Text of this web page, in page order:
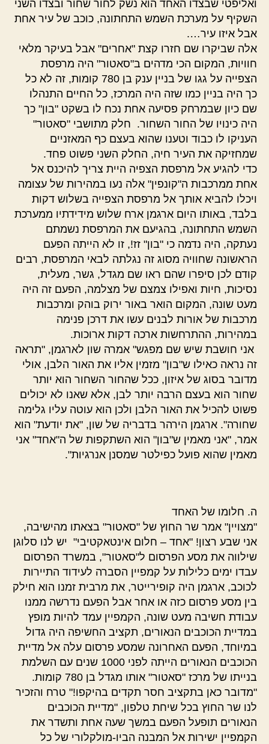
ואליפטי שבצדו האחד הוא נשק לחור שחור ובצדו השני
השקיף על מערכת השמש התחתונה, כוכב של עיר אחת
אבל איזו עיר….
אלה שביקרו שם חזרו קצת "אחרים" אבל בעיקר מלאי
חוויות, המקום הכי מדהים ב"סאטור" היה מרפסת
הצפייה על גגו של בניין ענק בן 780 קומות, זה לא כל
כך היה בניין כמו שזה היה המרכז, כל החיים התנהלו
שם כיון שבמרחק פסיעה אחת נכח לו בשקט "בון" כך
היה כינויו של החור השחור. חלק מתושבי "סאטור"
העניקו לו כבוד וטענו שהוא בעצם כף המאזניים
שמחזיקה את העיר חיה, החלק השני פשוט פחד.
כדי להגיע אל מרפסת הצפיה היית צריך להיכנס אל
אחת ממרכבות ה"קונפין" אלה נעו במהירות של עצומה
ויכלו להביא אותך אל מרפסת הצפייה בשלוש דקות
בלבד, באותו היום ארגמן ארח שלוש מידידתיו ממערכת
השמש התחתונה, בהגיעם את המרפסת נשמתם
נעתקה, היה נדמה כי "בון" זז!, זו לא הייתה הפעם
הראשונה שחוויה מסוג זה נגלתה לבאי המרפסת, רבים
קודם לכן סיפרו שהם ראו שם מגדל, גשר, מעלית,
נסיכות, חיות ואפילו צמצם של מצלמה, הפעם זה היה
מעט שונה, המקום הואר באור ירוק בוהק ומרכבות
מרכבות של אורות לבנים עשו את דרכן פנימה
במהירות, ההתרחשות ארכה דקות ארוכות.
אני חושבת שיש שם מפגש" אמרה שון לארגמן, "תראה
זה נראה כאילו ש"בון" מזמין אליו את האור הלבן, אולי
מדובר בסוג של איזון, ככל שהחור השחור הוא יותר
שחור הוא בעצם הרבה יותר לבן, אלא שאנו לא יכולים
פשוט להכיל את האור הלבן ולכן הוא עוטה עליו גלימה
שחורה". ארגמן הירהר בדבריה של שון, "את יודעת" הוא
אמר, "אני מאמין ש"בון" הוא השתקפות של ה"אחד" אני
מאמין שהוא פועל כפילטר שמסנן אנרגיות".
ה. חלומו של האחד
"מצויין" אמר שר החוץ של "סאטור" בצאתו מהישיבה,
אני שבע רצון! "אחד – חלום אינטאקטיבי" יש לנו סלוגן
שילווה את מסע הפרסום ל"סאטור", במשרד הפרסום
עבדו ימים כלילות על קמפיין הסברה לעידוד התיירות
לכוכב, ארגמן היה קופירייטר, את מרבית זמנו הוא חילק
בין מסע פרסום כזה או אחר אבל הפעם נדרשה ממנו
עבודת חשיבה מעט שונה, הקמפיין עמד להיות מופץ
במדיית הכוכבים הנאורים, תקציב החשיפה היה גדול
במיוחד, הפעם האחרונה שמסע פרסום עלה אל מדיית
הכוכבים הנאורים הייתה לפני 1000 שנים עם השלמת
בנייתו של מרכז "סאטור" אותו מגדל בן 780 קומות.
"מדובר כאן בתקציב חסר תקדים בהיקפו!" טרח והזכיר
לנו שר החוץ בכל שיחת טלפון, "מדיית הכוכבים
הנאורים תופעל הפעם במשך שעה אחת ותשדר את
הקמפיין ישירות אל המבנה הביו-מולקלורי של כל